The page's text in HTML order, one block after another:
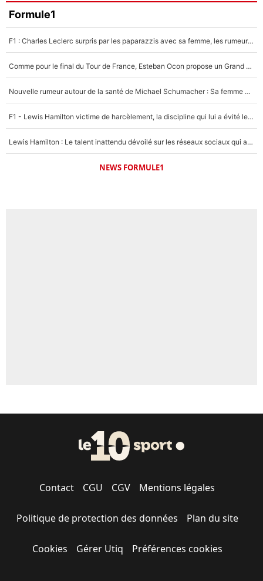
Formule1
F1 : Charles Leclerc surpris par les paparazzis avec sa femme, les rumeurs étaient vraies !
Comme pour le final du Tour de France, Esteban Ocon propose un Grand Prix de Formule 1 à Paris : «Autour de l’Arc de Triomphe, ce serait génial» !
Nouvelle rumeur autour de la santé de Michael Schumacher : Sa femme Corinna sort du silence
F1 - Lewis Hamilton victime de harcèlement, la discipline qui lui a évité le pire : «J'aurais probablement mal tourné»
Lewis Hamilton : Le talent inattendu dévoilé sur les réseaux sociaux qui a impressionné Kim Kardashian pendant leurs vacances en amoureux !
NEWS FORMULE1
Contact CGU CGV Mentions légales
Politique de protection des données Plan du site
Cookies Gérer Utiq Préférences cookies